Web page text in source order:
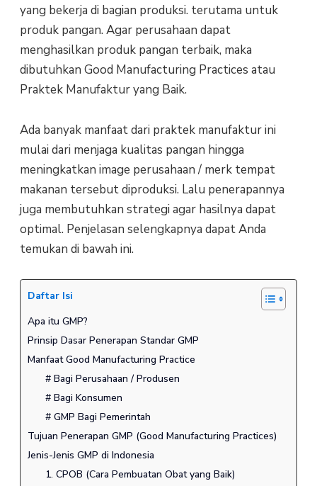
yang bekerja di bagian produksi. terutama untuk
produk pangan. Agar perusahaan dapat
menghasilkan produk pangan terbaik, maka
dibutuhkan Good Manufacturing Practices atau
Praktek Manufaktur yang Baik.
Ada banyak manfaat dari praktek manufaktur ini
mulai dari menjaga kualitas pangan hingga
meningkatkan image perusahaan / merk tempat
makanan tersebut diproduksi. Lalu penerapannya
juga membutuhkan strategi agar hasilnya dapat
optimal. Penjelasan selengkapnya dapat Anda
temukan di bawah ini.
Daftar Isi
Apa itu GMP?
Prinsip Dasar Penerapan Standar GMP
Manfaat Good Manufacturing Practice
# Bagi Perusahaan / Produsen
# Bagi Konsumen
# GMP Bagi Pemerintah
Tujuan Penerapan GMP (Good Manufacturing Practices)
Jenis-Jenis GMP di Indonesia
1. CPOB (Cara Pembuatan Obat yang Baik)